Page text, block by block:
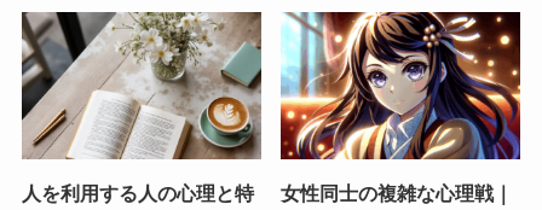
人を利用する人の心理と特
女性同士の複雑な心理戦｜